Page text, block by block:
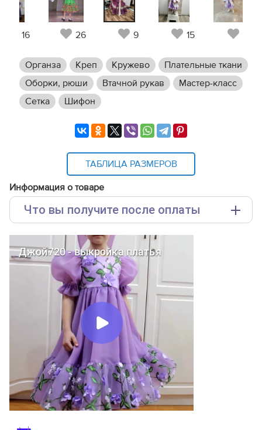
16 26 9 15
Органза Креп Кружево
Плательные ткани
Оборки, рюши
Втачной рукав
Мастер-класс
Сетка
Шифон
ТАБЛИЦА РАЗМЕРОВ
Информация о товаре
Что вы получите после оплаты
Выкройка PDF для печати на принтере A4 или
плоттере A0 с шириной печати 810мм в зависимости
от выбора формата
Инструкция-платье-Джой720,-часть-1.pdf
Инструкция-платье-Джой720,-часть-2.pdf
Дополнительные файлы:
Справочник - виды швов
Терминология машинных работ
Терминология ВТО
Дополнение к технологии пошива
Как распечатывать выкройки
Как скорректировать готовую выкройку по росту